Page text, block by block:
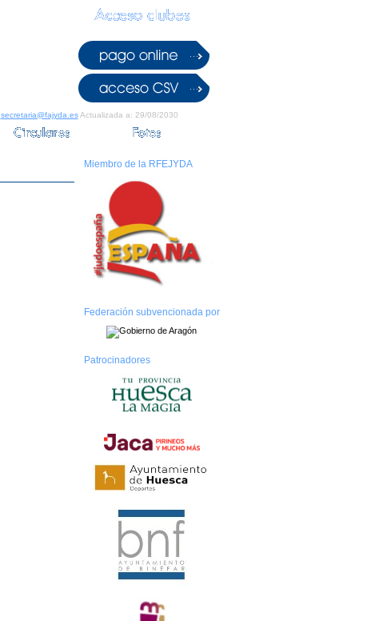
secretaria@fajyda.esActualizada a: 29/08/2030
Miembro de la RFEJYDA
Federación subvencionada por
Patrocinadores